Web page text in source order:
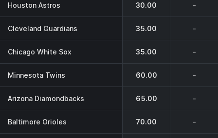
Houston Astros 30.00 -
Cleveland Guardians 35.00 -
Chicago White Sox 35.00 -
Minnesota Twins 60.00 -
Arizona Diamondbacks 65.00 -
Baltimore Orioles 70.00 -